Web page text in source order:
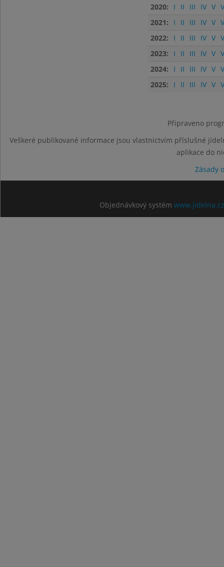
2020: I II III IV V
2021:
I II III IV V
2022:
I II III IV V
2023:
I II III IV V
2024:
I II III IV V
2025:
I II III IV V
Připraveno
Veškeré publikované informace jsou vlastnictvím příslušné
aplikace do
Zásady
Objednávkový systém www.jidelna.cz